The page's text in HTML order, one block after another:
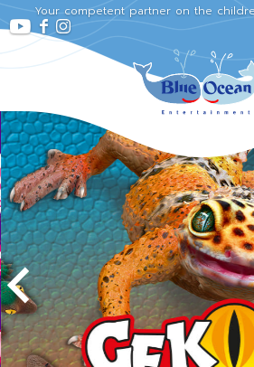
Your competent partner on the